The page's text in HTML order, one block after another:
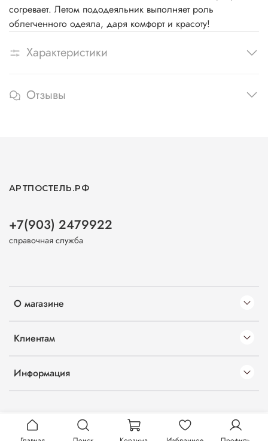
согревает. Летом пододеяльник выполняет роль
облегченного одеяла, даря комфорт и красоту!
Характеристики
Отзывы
О магазине
Клиентам
Информация
АРТПОСТЕЛЬ.РФ
+7(903) 2479922
справочная служба